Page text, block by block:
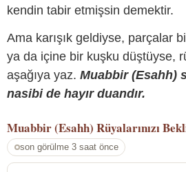
kendin tabir etmişsin demektir.
Ama karışık geldiyse, parçalar
ya da içine bir kuşku düştüyse,
aşağıya yaz. Muabbir (Esahh)
nasibi de hayır duandır.
Muabbir (Esahh) Rüyalarınızı
son görülme 3 saat önce